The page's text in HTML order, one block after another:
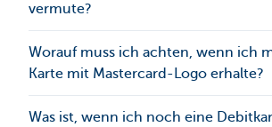
vermute?
Worauf muss ich achten, wenn ich
Karte mit Mastercard-Logo erhalte?
Was ist, wenn ich noch eine